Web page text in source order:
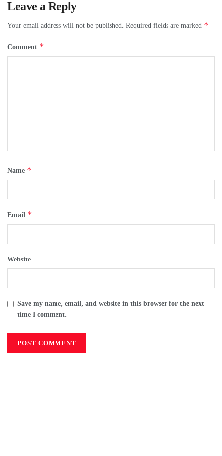
Leave a Reply
Your email address will not be published. Required fields are marked *
Comment *
Name *
Email *
Website
Save my name, email, and website in this browser for the next
time I comment.